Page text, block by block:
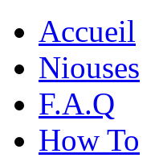
Accueil
Niouses
F.A.Q
How To